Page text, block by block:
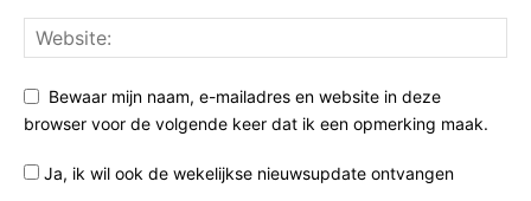
Bewaar mijn naam, e-mailadres en website in deze
browser voor de volgende keer dat ik een opmerking maak.
Ja, ik wil ook de wekelijkse nieuwsupdate ontvangen